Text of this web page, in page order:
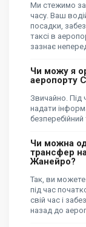
Ми стежимо
часу. Ваш
посадки,
таксі в
зазнає
Чи можу я
аеропорту
Звичайно.
надати
Чи можна
трансфер
Жанейро?
Так, ви
під час
свій час і
назад до